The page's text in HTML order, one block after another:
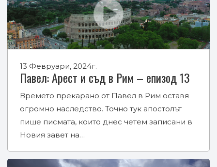
13 Февруари, 2024г.
Павел: Арест и съд в Рим – епизод 13
Времето прекарано от Павел в Рим оставя
огромно наследство. Точно тук апостолът
пише писмата, които днес четем записани в
Новия завет на…